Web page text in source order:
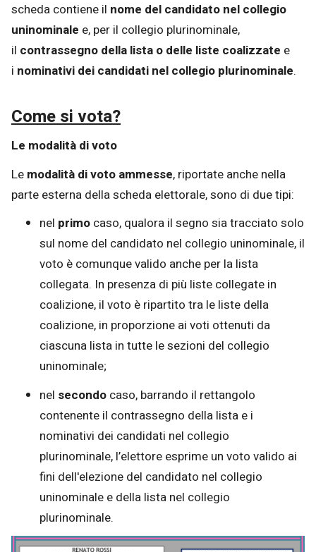
scheda contiene il nome del candidato nel collegio
uninominale e, per il collegio plurinominale,
il contrassegno della lista o delle liste coalizzate e
i nominativi dei candidati nel collegio plurinominale.
Come si vota?
Le modalità di voto
Le modalità di voto ammesse, riportate anche nella
parte esterna della scheda elettorale, sono di due tipi:
nel primo caso, qualora il segno sia tracciato solo
sul nome del candidato nel collegio uninominale, il
voto è comunque valido anche per la lista
collegata. In presenza di più liste collegate in
coalizione, il voto è ripartito tra le liste della
coalizione, in proporzione ai voti ottenuti da
ciascuna lista in tutte le sezioni del collegio
uninominale;
nel secondo caso, barrando il rettangolo
contenente il contrassegno della lista e i
nominativi dei candidati nel collegio
plurinominale, l’elettore esprime un voto valido ai
fini dell'elezione del candidato nel collegio
uninominale e della lista nel collegio
plurinominale.